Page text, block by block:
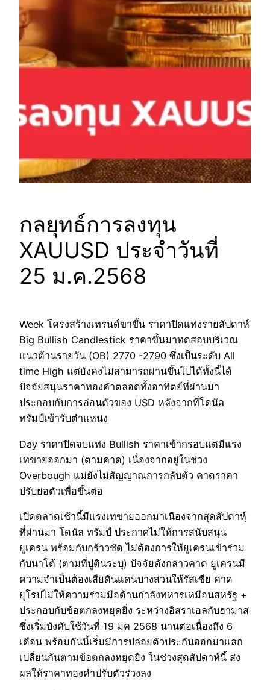
กลยุทธ์การลงทุน
XAUUSD ประจำวันที่
25 ม.ค.2568
Week โครงสร้างเทรนด์ขาขึ้น ราคาปิดแท่งรายสัปดาห์
Big Bullish Candlestick ราคาขึ้นมาทดสอบบริเวณ
แนวต้านรายวัน (OB) 2770 -2790 ซึ่งเป็นระดับ All
time High แต่ยังคงไม่สามารถผ่านขึ้นไปได้ทั้งนี้ได้
ปัจจัยสนุนราคาทองคำตลอดทั้งอาทิตย์ที่ผ่านมา
ประกอบกับการอ่อนตัวของ USD หลังจากที่โดนัล
ทรัมป์เข้ารับตำแหน่ง
Day ราคาปิดจบแท่ง Bullish ราคาเข้ากรอบแต่มีแรง
เทขายออกมา (ตามคาด) เนื่องจากอยู่ในช่วง
Overbough แม่ยังไม่สัญญาณการกลับตัว คาดราคา
ปรับย่อตัวเพื่อขึ้นต่อ
เปิดตลาดเช้านี้มีแรงเทขายออกมาเนืองจากสุดสัปดาหฺ์
ที่ผ่านมา โดนัล ทรัมป์ ประกาศไม่ให้การสนับสนุน
ยูเครน พร้อมกับกร้าวชัด ไม่ต้องการให้ยูเครนเข้าร่วม
กับนาโต้ (ตามที่ปูตินระบุ) ปัจจัยดังกล่าวคาด ยูเครนมี
ความจำเป็นต้องเสียดินแดนบางส่วนให้รัสเซีย คาด
ยุโรปไม่ให้ความร่วมมือด้านกำลังทหารเหมือนสหรัฐ +
ประกอบกับข้อตกลงหยุดยิ่ง ระหว่างอิสราเอลกับฮามาส
ซึ่งเริ่มบังคับใช้วันที่ 19 มค 2568 นานต่อเนื่องถึง 6
เดือน พร้อมกันนี้เริ่มมีการปล่อยตัวประกันออกมาแลก
เปลี่ยนกันตามข้อตกลงหยุดยิง ในช่วงสุดสัปดาห์นี้ ส่ง
ผลให้ราคาทองคำปรับตัวร่วงลง